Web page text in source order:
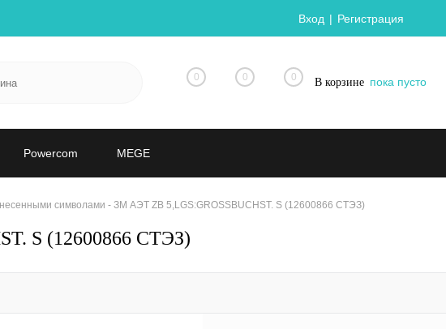
Вход Регистрация
0 0 0 В корзине пока пусто
Powercom MEGE
символами - ЗМ АЭТ ZB 5,LGS:GROSSBUCHST. S (12600866 СТЭЗ)
S (12600866 СТЭЗ)